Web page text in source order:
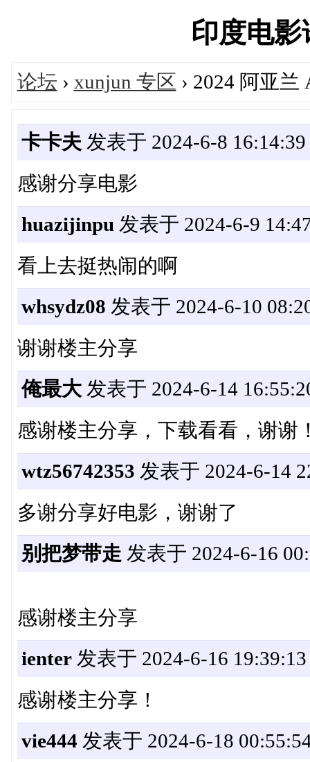
印度电
论坛 › xunjun 专区 › 2024 阿亚兰
卡卡夫 发表于 2024-6-8 16:14:39
感谢分享电影
huazijinpu 发表于 2024-6-9
看上去挺热闹的啊
whsydz08 发表于 2024-6-10
谢谢楼主分享
俺最大发表于 2024-6-14
感谢楼主分享，下载看看，谢谢
wtz56742353 发表于 2024-6-14
多谢分享好电影，谢谢了
别把梦带走 发表于 2024-6-16
感谢楼主分享
ienter发表于 2024-6-16 19:39:13
感谢楼主分享！
vie444 发表于 2024-6-18